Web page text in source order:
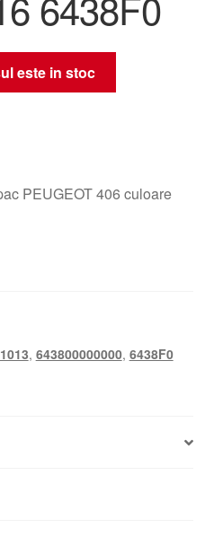
este in stoc
PEUGEOT 406 culoare
, 643800000000, 6438F0